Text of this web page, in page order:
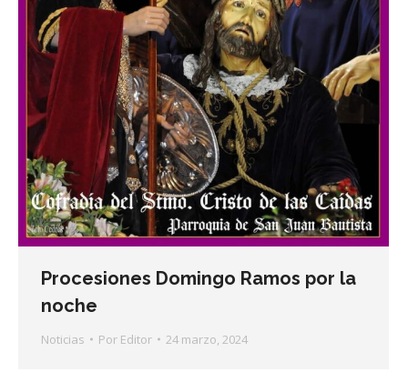
Procesiones Domingo Ramos por la
noche
Noticias Por Editor 24 marzo, 2024